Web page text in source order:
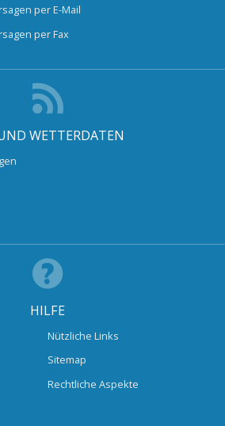
per E-Mail
per Fax
WETTERDATEN
HILFE
Nützliche Links
Sitemap
Rechtliche Aspekte